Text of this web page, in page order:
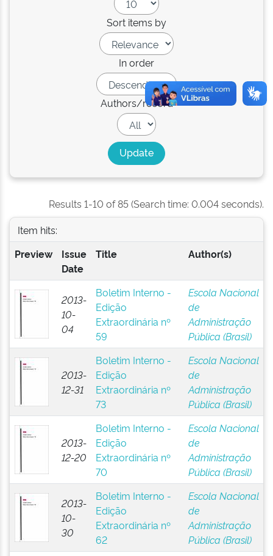
Sort items by
In order
Authors/record
Results 1-10 of 85 (Search time: 0.004 seconds).
Item hits:
Preview
Issue
Date
Title Author(s)
2013-
10-
04
Boletim Interno -
Edição
Extraordinária nº
59
Escola Nacional
de
Administração
Pública (Brasil)
2013-
12-31
Boletim Interno -
Edição
Extraordinária nº
73
Escola Nacional
de
Administração
Pública (Brasil)
2013-
12-20
Boletim Interno -
Edição
Extraordinária nº
70
Escola Nacional
de
Administração
Pública (Brasil)
2013-
10-
30
Boletim Interno -
Edição
Extraordinária nº
62
Escola Nacional
de
Administração
Pública (Brasil)